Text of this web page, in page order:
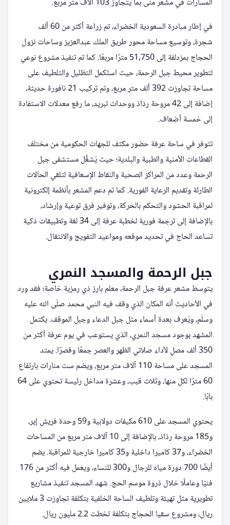
في إطار مبادرة السعودية الخضراء، تم زراعة أكثر من 60 ألف
شجرة، وتوسيع مساحة محور طريق الملك عبدالعزيز وساحات نزول
الحجاج بمزدلفة إلى 51,750 مترًا مربعًا. كما تم تنفيذ مشروع نوعي
لتطوير محيط جبل الرحمة، حيث استُكمل التظليل والتلطيف على
مساحة تجاوزت 392 ألف متر مربع، وتم تركيب 21 نافورة حديثة،
إضافة إلى 42 مروحة رذاذ ووحدات تبريد، ما رفع معدلات الاستفادة
إلى خمسة أضعاف.
تتوفر في ساحة عرفة حضور مكثف للجهات الحكومية من مختلف
القطاعات الأمنية والطبية والبلدية؛ حيث يُشغَّل مستشفى جبل
الرحمة وعدد من المراكز الصحية والنقاط الإسعافية لتلقي الحالات
الطارئة وتقديم الرعاية الفورية. كما تم دعم المشعر بأنظمة إلكترونية
لمراقبة الحشود والتحكم بالحركة، وتوفير فرق توعية وإرشاد،
بالإضافة إلى ترجمة فورية لخطبة عرفة إلى 34 لغة وتطبيقات ذكية
تساعد الحاج في تحديد موقعه ومواعيد التفويج والانتقال.
جبل الرحمة والمسجد النمري
يتوسط مشعر عرفة جبل الرحمة، معلم بارز ذي رمزية خاصة؛ فقد ورد
في الأحاديث أنه المكان الذي وقف فيه النبي محمد صلّى الله عليه
وسلّم، ويُعرف بعدة أسماء مثل جبل الدعاء وجبل الموقف. يكتمل
المشهد بوجود مسجد النمري، الذي يستوعب في يوم عرفة أكثر من
350 ألف مصلٍ لأداء صلاتي الظهر والعصر جمعًا وقصرًا. يمتد
المسجد على مساحة 110 آلاف متر مربع، ويضم ست منارات بارتفاع
60 مترًا لكل منها، وثلاث قبب، وعشرة مداخل رئيسة تحتوي على 64
بابًا.
يحتوي المسجد على 610 مكيفات دولابية و59 وحدة فريش إير،
و185 مروحة رذاذ، بالإضافة إلى 10 آلاف متر مربع من المساحات
الخضراء، و37 كاميرا داخلية و35 كاميرا خارجية للمراقبة. يضم
أيضًا 700 دورة مياه للرجال و300 للنساء، ويعمل فيه أكثر من 176
فنيًا وعاملًا خلال ذروة موسم الحج. شهد المسجد تنفيذ مشاريع
تطويرية مثل تهيئة وتلطيف الساحة الخلفية بتكلفة تجاوزت 3 ملايين
ريال، ومشروع سقيا الحجاج بتكلفة تخطت 2.2 مليون ريال.